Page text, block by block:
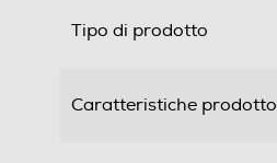
Tipo di prodotto
Caratteristiche prodotto